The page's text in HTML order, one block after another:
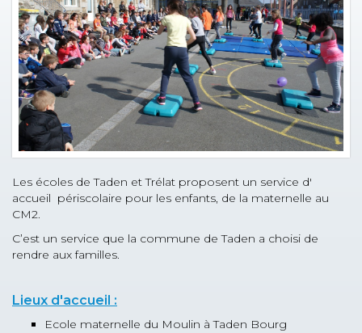
Les écoles de Taden et Trélat proposent un service d'
accueil périscolaire pour les enfants, de la maternelle au
CM2.
C’est un service que la commune de Taden a choisi de
rendre aux familles.
Lieux d'accueil :
Ecole maternelle du Moulin à Taden Bourg